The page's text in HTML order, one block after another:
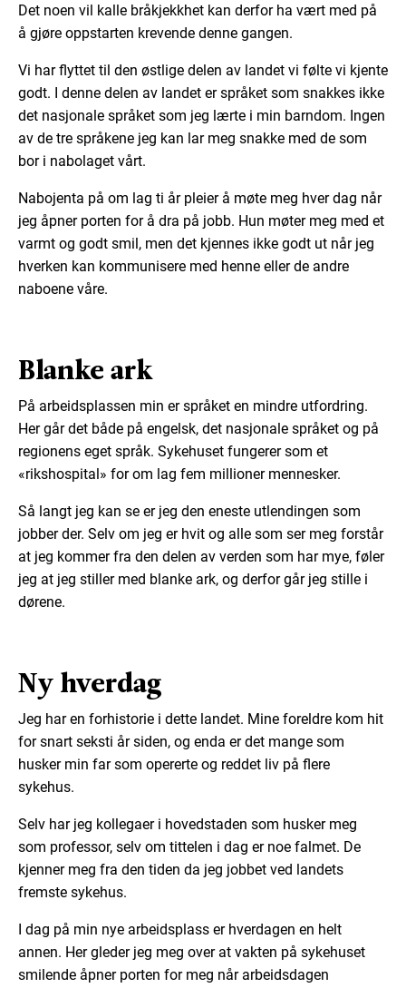
Det noen vil kalle bråkjekkhet kan derfor ha vært med på
å gjøre oppstarten krevende denne gangen.
Vi har flyttet til den østlige delen av landet vi følte vi kjente
godt. I denne delen av landet er språket som snakkes ikke
det nasjonale språket som jeg lærte i min barndom. Ingen
av de tre språkene jeg kan lar meg snakke med de som
bor i nabolaget vårt.
Nabojenta på om lag ti år pleier å møte meg hver dag når
jeg åpner porten for å dra på jobb. Hun møter meg med et
varmt og godt smil, men det kjennes ikke godt ut når jeg
hverken kan kommunisere med henne eller de andre
naboene våre.
Blanke ark
På arbeidsplassen min er språket en mindre utfordring.
Her går det både på engelsk, det nasjonale språket og på
regionens eget språk. Sykehuset fungerer som et
«rikshospital» for om lag fem millioner mennesker.
Så langt jeg kan se er jeg den eneste utlendingen som
jobber der. Selv om jeg er hvit og alle som ser meg forstår
at jeg kommer fra den delen av verden som har mye, føler
jeg at jeg stiller med blanke ark, og derfor går jeg stille i
dørene.
Ny hverdag
Jeg har en forhistorie i dette landet. Mine foreldre kom hit
for snart seksti år siden, og enda er det mange som
husker min far som opererte og reddet liv på flere
sykehus.
Selv har jeg kollegaer i hovedstaden som husker meg
som professor, selv om tittelen i dag er noe falmet. De
kjenner meg fra den tiden da jeg jobbet ved landets
fremste sykehus.
I dag på min nye arbeidsplass er hverdagen en helt
annen. Her gleder jeg meg over at vakten på sykehuset
smilende åpner porten for meg når arbeidsdagen